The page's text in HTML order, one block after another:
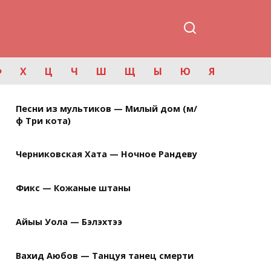
Х Ц Ч Ш Щ Ы Ю Я
Песни из мультиков — Милый дом (м/
ф Три кота)
Черниковская Хата — Ночное Рандеву
Фикс — Кожаные штаны
Айыы Уола — Бэлэхтээ
Вахид Аюбов — Танцуя танец смерти